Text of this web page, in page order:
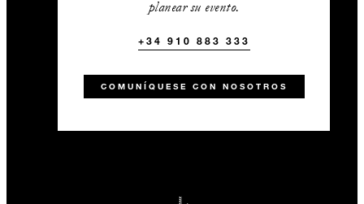
planear su evento.
+34 910 883 333
COMUNÍQUESE CON NOSOTROS